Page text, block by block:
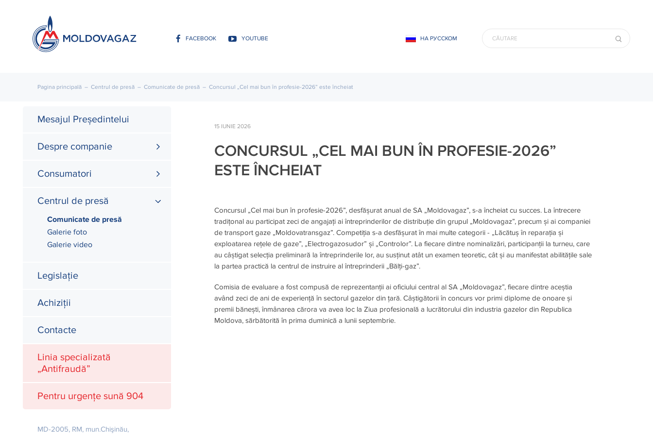
FACEBOOK YOUTUBE НА РУССКОМ
Pagina principală – Centrul de presă – Comunicate de presă – Concursul „Cel mai bun în profesie-2026” este încheiat
Mesajul Președintelui
Despre companie
Consumatori
Centrul de presă
Comunicate de presă
Galerie foto
Galerie video
Legislație
Achiziții
Contacte
Linia specializată
„Antifraudă”
Pentru urgențe sună 904
MD-2005, RM, mun.Chişinău,
15 IUNIE 2026
CONCURSUL „CEL MAI BUN ÎN PROFESIE-2026”
ESTE ÎNCHEIAT
Concursul „Cel mai bun în profesie-2026”, desfășurat anual de SA „Moldovagaz”, s-a încheiat cu succes. La întrecere
tradițonal au participat zeci de angajați ai întreprinderilor de distribuție din grupul „Moldovagaz”, precum și ai companiei
de transport gaze „Moldovatransgaz”. Competiția s-a desfășurat în mai multe categorii - „Lăcătuș în reparația și
exploatarea rețele de gaze”, „Electrogazosudor” și „Controlor”. La fiecare dintre nominalizări, participanții la turneu, care
au câștigat selecția preliminară la întreprinderile lor, au susținut atât un examen teoretic, cât și au manifestat abilitățile sale
la partea practică la centrul de instruire al întreprinderii „Bălți-gaz”.
Comisia de evaluare a fost compusă de reprezentanții ai oficiului central al SA „Moldovagaz”, fiecare dintre aceștia
având zeci de ani de experiență în sectorul gazelor din țară. Câștigătorii în concurs vor primi diplome de onoare și
premii bănești, înmânarea cărora va avea loc la Ziua profesională a lucrătorului din industria gazelor din Republica
Moldova, sărbătorită în prima duminică a lunii septembrie.